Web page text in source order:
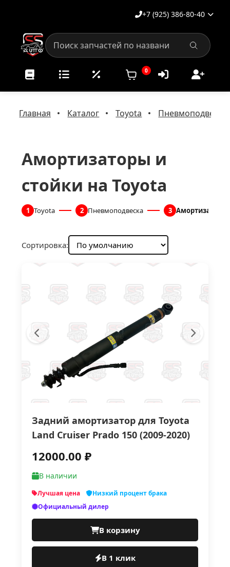
+7 (925) 386-80-40
0
Главная Каталог Toyota Пневмоподвеска
Амортизаторы и
стойки на Toyota
1 Toyota 2 Пневмоподвеска 3 Амортизаторы
Сортировка:
Задний амортизатор для Toyota
Land Cruiser Prado 150 (2009-2020)
12000.00 ₽
В наличии
Лучшая цена
Низкий процент брака
Официальный дилер
В корзину
В 1 клик